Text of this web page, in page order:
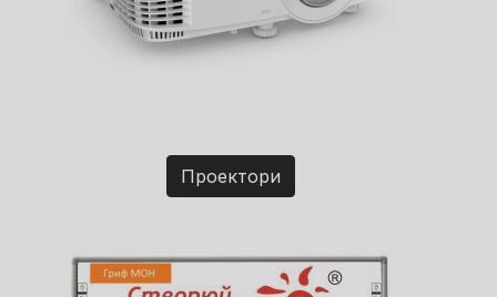
Проектори